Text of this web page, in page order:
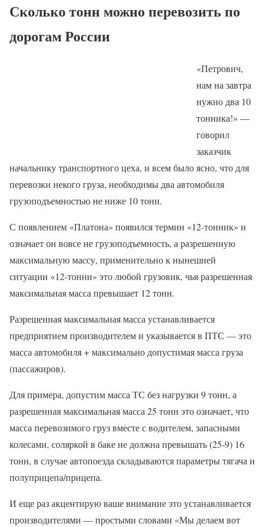
Сколько тонн можно перевозить по
дорогам России
«Петрович,
нам на завтра
нужно два 10
тонника!» —
говорил
заказчик
начальнику транспортного цеха, и всем было ясно, что для
перевозки некого груза, необходимы два автомобиля
грузоподъемностью не ниже 10 тонн.
С появлением «Платона» появился термин «12-тонник» и
означает он вовсе не грузоподъемность, а разрешенную
максимальную массу, применительно к нынешней
ситуации «12-тонни» это любой грузовик, чья разрешенная
максимальная масса превышает 12 тонн.
Разрешенная максимальная масса устанавливается
предприятием производителем и указывается в ПТС — это
масса автомобиля + максимально допустимая масса груза
(пассажиров).
Для примера, допустим масса ТС без нагрузки 9 тонн, а
разрешенная максимальная масса 25 тонн это означает, что
масса перевозимого груз вместе с водителем, запасными
колесами, соляркой в баке не должна превышать (25-9) 16
тонн, в случае автопоезда складываются параметры тягача и
полуприцепа/прицепа.
И еще раз акцентирую ваше внимание это устанавливается
производителями — простыми словами «Мы делаем вот